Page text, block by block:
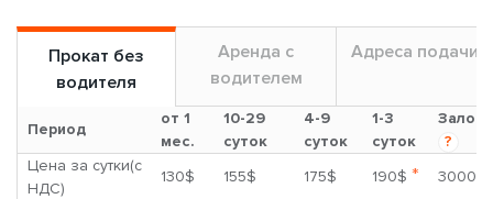
Прокат без
водителя
Аренда с
водителем
Адреса подачи
Период
от 1
мес.
10-29
суток
4-9
суток
1-3
суток
Залог
?
Цена за сутки(с
НДС)
130$ 155$ 175$ 190$ * 3000$